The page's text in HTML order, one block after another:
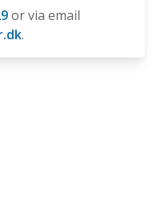
or via email
.